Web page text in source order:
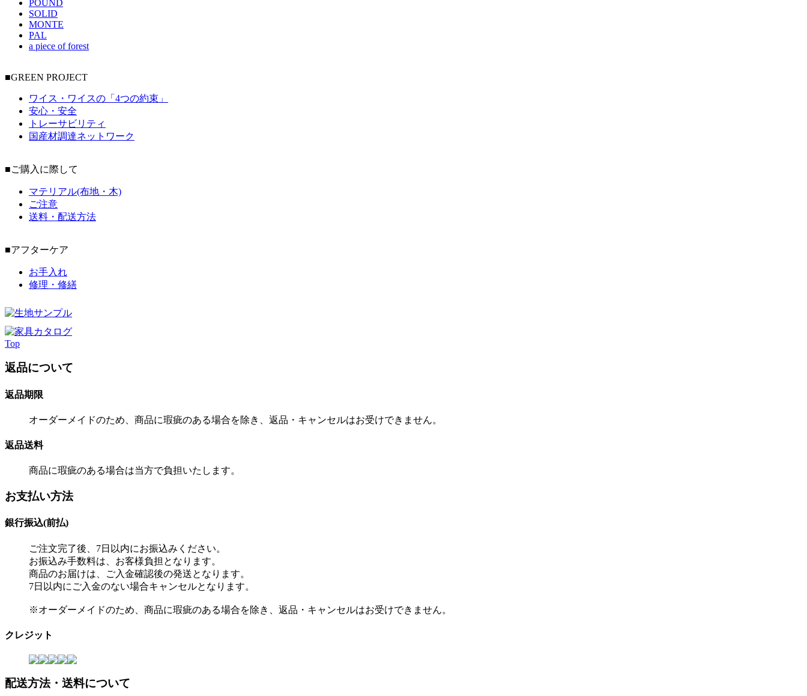
POUND
SOLID
MONTE
PAL
a piece of forest
■GREEN PROJECT
ワイス・ワイスの「4つの約束」
安心・安全
トレーサビリティ
国産材調達ネットワーク
■ご購入に際して
マテリアル(布地・木)
ご注意
送料・配送方法
■アフターケア
お手入れ
修理・修繕
Top
返品について
返品期限
オーダーメイドのため、商品に瑕疵のある場合を除き、返品・キャンセルはお受けできません。
返品送料
商品に瑕疵のある場合は当方で負担いたします。
お支払い方法
銀行振込(前払)
ご注文完了後、7日以内にお振込みください。
お振込み手数料は、お客様負担となります。
商品のお届けは、ご入金確認後の発送となります。
7日以内にご入金のない場合キャンセルとなります。
※オーダーメイドのため、商品に瑕疵のある場合を除き、返品・キャンセルはお受けできません。
クレジット
配送方法・送料について